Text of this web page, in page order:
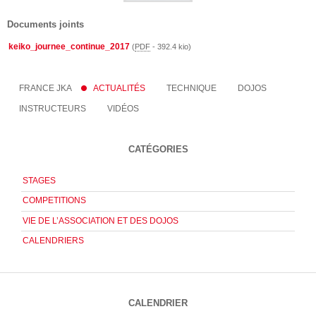
Documents joints
keiko_journee_continue_2017 (PDF -392.4 kio)
FRANCE JKA ACTUALITÉS TECHNIQUE DOJOS
INSTRUCTEURS VIDÉOS
CATÉGORIES
STAGES
COMPETITIONS
VIE DE L’ASSOCIATION ET DES DOJOS
CALENDRIERS
CALENDRIER